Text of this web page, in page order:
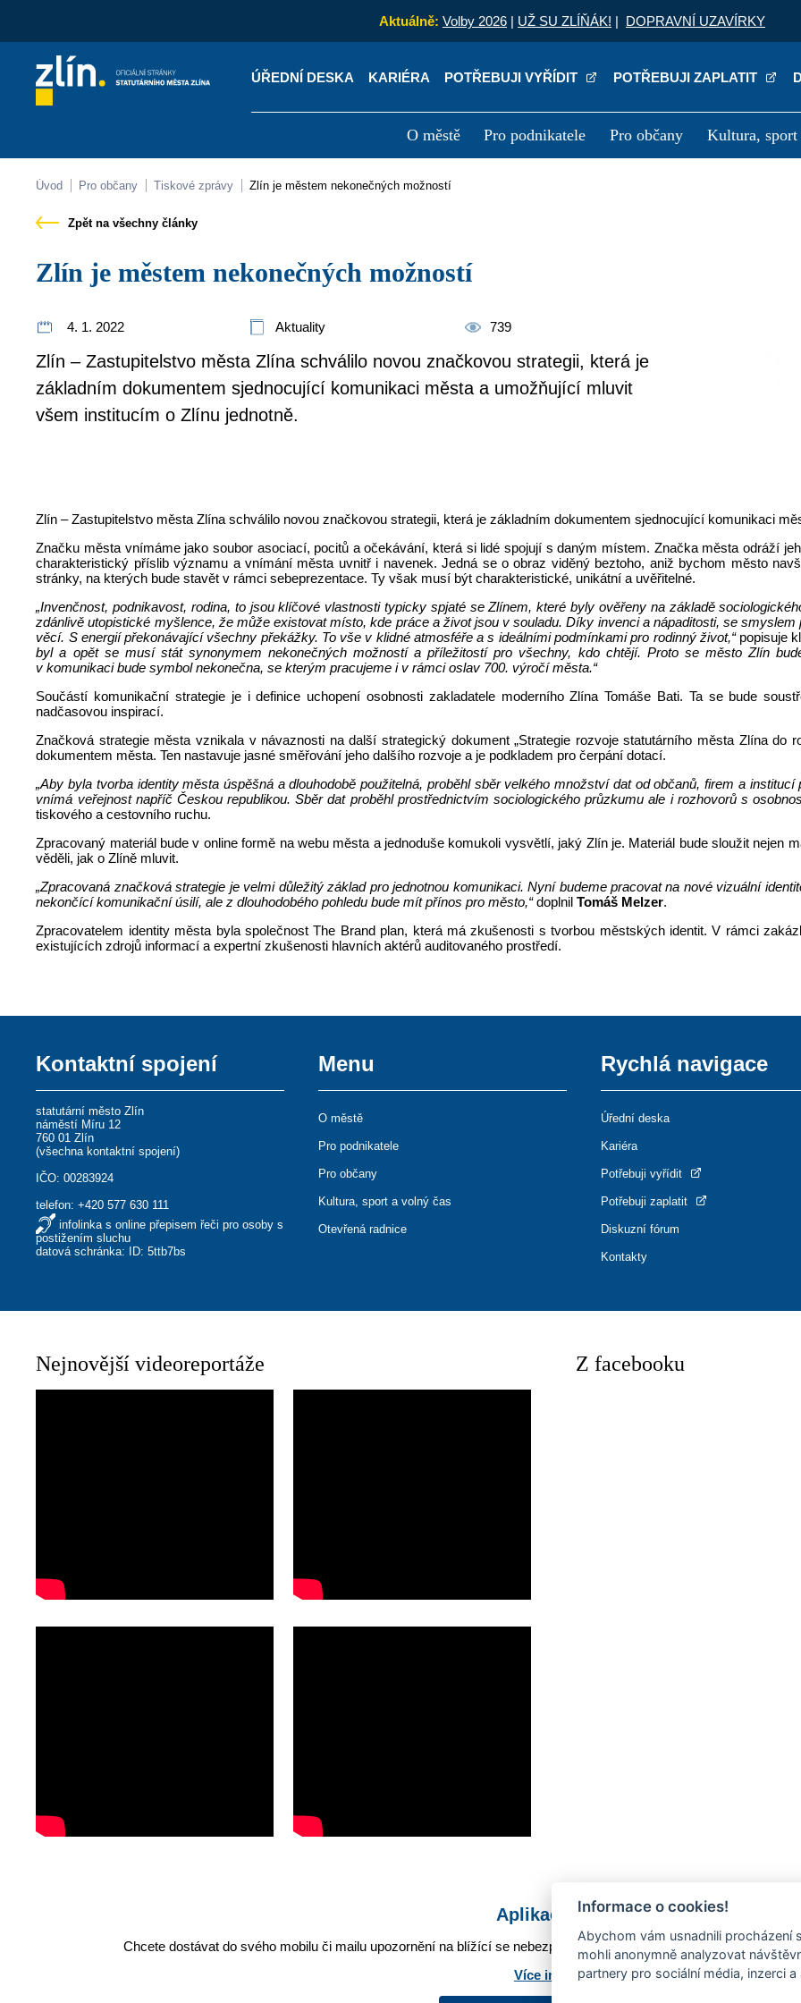
Aktuálně: Volby 2026 | UŽ SU ZLÍŇÁK! | DOPRAVNÍ UZAVÍRKY
ÚŘEDNÍ DESKA KARIÉRA POTŘEBUJI VYŘÍDIT POTŘEBUJI ZAPLATIT
O městě Pro podnikatele Pro občany Kultura, sport
Kontakty Úřední deska
Úvod Pro občany Tiskové zprávy Zlín je městem nekonečných možností
Zpět na všechny články
Zlín je městem nekonečných možností
4. 1. 2022 Aktuality 739
Zlín – Zastupitelstvo města Zlína schválilo novou značkovou strategii, která je
základním dokumentem sjednocující komunikaci města a umožňující mluvit
všem institucím o Zlínu jednotně.
Zlín – Zastupitelstvo města Zlína schválilo novou značkovou strategii, která je základním dokumentem sjednocující komunikaci
Značku města vnímáme jako soubor asociací, pocitů a očekávání, která si lidé spojují s daným místem. Značka města odráží
charakteristický příslib významu a vnímání města uvnitř i navenek. Jedná se o obraz viděný beztoho, aniž bychom město
stránky, na kterých bude stavět v rámci sebeprezentace. Ty však musí být charakteristické, unikátní a uvěřitelné.
„Invenčnost, podnikavost, rodina, to jsou klíčové vlastnosti typicky spjaté se Zlínem, které byly ověřeny na základě
zdánlivě utopistické myšlence, že může existovat místo, kde práce a život jsou v souladu. Díky invenci a nápaditosti, se
věcí. S energií překonávající všechny překážky. To vše v klidné atmosféře a s ideálními podmínkami pro rodinný život,“popisuje
byl a opět se musí stát synonymem nekonečných možností a příležitostí pro všechny, kdo chtějí. Proto se město Zlín
v komunikaci bude symbol nekonečna, se kterým pracujeme i v rámci oslav 700. výročí města.“
Součástí komunikační strategie je i definice uchopení osobnosti zakladatele moderního Zlína Tomáše Bati. Ta se bude
nadčasovou inspirací.
Značková strategie města vznikala v návaznosti na další strategický dokument „Strategie rozvoje statutárního města Zlína
dokumentem města. Ten nastavuje jasné směřování jeho dalšího rozvoje a je podkladem pro čerpání dotací.
„Aby byla tvorba identity města úspěšná a dlouhodobě použitelná, proběhl sběr velkého množství dat od občanů, firem a
vnímá veřejnost napříč Českou republikou. Sběr dat proběhl prostřednictvím sociologického průzkumu ale i rozhovorů s
tiskového a cestovního ruchu.
Zpracovaný materiál bude v online formě na webu města a jednoduše komukoli vysvětlí, jaký Zlín je. Materiál bude sloužit nejen
věděli, jak o Zlíně mluvit.
„Zpracovaná značková strategie je velmi důležitý základ pro jednotnou komunikaci. Nyní budeme pracovat na nové vizuální
nekončící komunikační úsilí, ale z dlouhodobého pohledu bude mít přínos pro město,“doplnilTomáš Melzer.
Zpracovatelem identity města byla společnost The Brand plan, která má zkušenosti s tvorbou městských identit. V rámci
existujících zdrojů informací a expertní zkušenosti hlavních aktérů auditovaného prostředí.
Kontaktní spojení
statutární město Zlín
náměstí Míru 12
760 01 Zlín
(všechna kontaktní spojení)
IČO: 00283924
telefon:+420 577 630 111
infolinka s online přepisem řeči pro osoby s
postižením sluchu
datová schránka: ID: 5ttb7bs
Menu
O městě
Pro podnikatele
Pro občany
Kultura, sport a volný čas
Otevřená radnice
Rychlá navigace
Úřední deska
Kariéra
Potřebuji vyřídit
Potřebuji zaplatit
Diskuzní fórum
Kontakty
Nejnovější videoreportáže Z facebooku
Aplikace Mobilní rozhlas
Chcete dostávat do svého mobilu či mailu upozornění na blížící se nebezpečí, odstávky, poruchy a výpadky
Více informací o aplikaci
Informace o cookies!
Abychom vám usnadnili procházení
mohli anonymně analyzovat
partnery pro sociální média, inzerci a